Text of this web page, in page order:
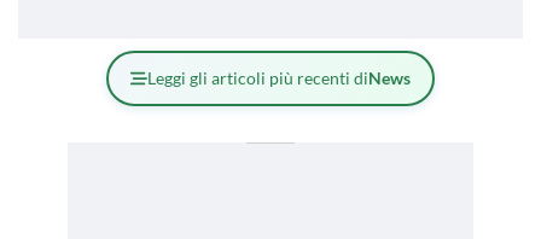
Leggi gli articoli più recenti diNews